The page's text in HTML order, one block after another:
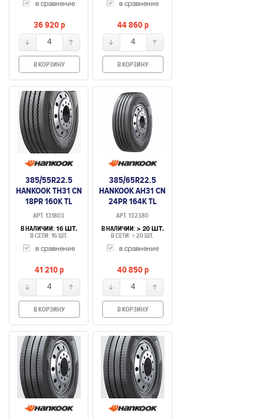
в сравнение
36 920p
4
В КОРЗИНУ
в сравнение
44 860p
4
В КОРЗИНУ
385/55R22.5
HANKOOK TH31 CN
18PR 160K TL
ПРИЦЕПНАЯ
АРТ. 131803
В НАЛИЧИИ: 16 ШТ.
В СЕТИ: 16 ШТ.
в сравнение
41 210p
4
В КОРЗИНУ
385/65R22.5
HANKOOK AH31 CN
24PR 164K TL
РУЛЕВАЯ УСИЛ
АРТ. 132380
В НАЛИЧИИ: > 20 ШТ.
В СЕТИ: > 20 ШТ.
в сравнение
40 850p
4
В КОРЗИНУ